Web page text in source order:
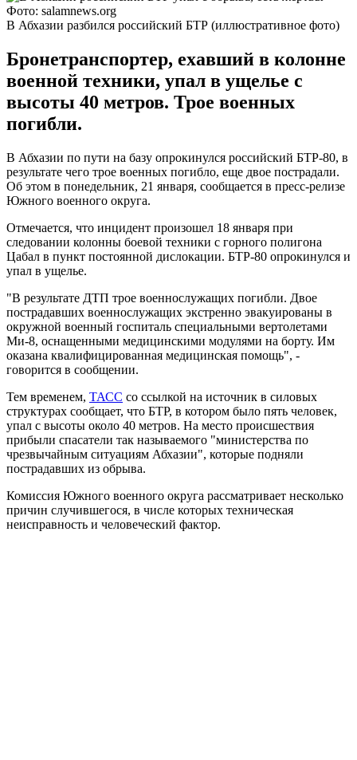
Фото: salamnews.org
В Абхазии разбился российский БТР (иллюстративное фото)
Бронетранспортер, ехавший в колонне
военной техники, упал в ущелье с
высоты 40 метров. Трое военных
погибли.
В Абхазии по пути на базу опрокинулся российский БТР-80, в
результате чего трое военных погибло, еще двое пострадали.
Об этом в понедельник, 21 января, сообщается в пресс-релизе
Южного военного округа.
Отмечается, что инцидент произошел 18 января при
следовании колонны боевой техники с горного полигона
Цабал в пункт постоянной дислокации. БТР-80 опрокинулся и
упал в ущелье.
"В результате ДТП трое военнослужащих погибли. Двое
пострадавших военнослужащих экстренно эвакуированы в
окружной военный госпиталь специальными вертолетами
Ми-8, оснащенными медицинскими модулями на борту. Им
оказана квалифицированная медицинская помощь", -
говорится в сообщении.
Тем временем, ТАСС со ссылкой на источник в силовых
структурах сообщает, что БТР, в котором было пять человек,
упал с высоты около 40 метров. На место происшествия
прибыли спасатели так называемого "министерства по
чрезвычайным ситуациям Абхазии", которые подняли
пострадавших из обрыва.
Комиссия Южного военного округа рассматривает несколько
причин случившегося, в числе которых техническая
неисправность и человеческий фактор.